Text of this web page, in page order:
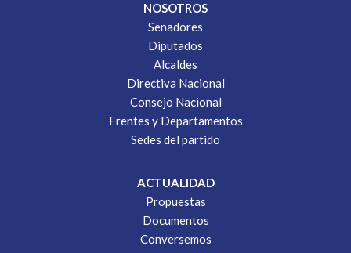
NOSOTROS
Senadores
Diputados
Alcaldes
Directiva Nacional
Consejo Nacional
Frentes y Departamentos
Sedes del partido
ACTUALIDAD
Propuestas
Documentos
Conversemos